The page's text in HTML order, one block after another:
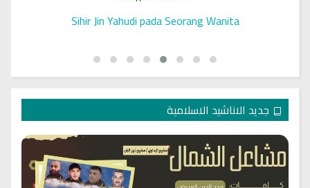
Sihir Jin Yahudi pada Seorang Wanita
جديد الاناشيد الاسلامية